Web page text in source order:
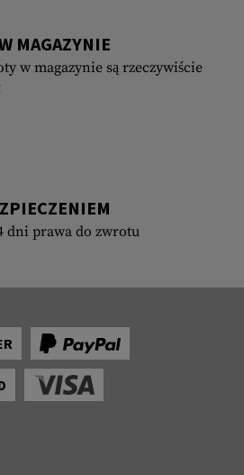
MAGAZYNIE
w magazynie są rzeczywiście
dni prawa do zwrotu